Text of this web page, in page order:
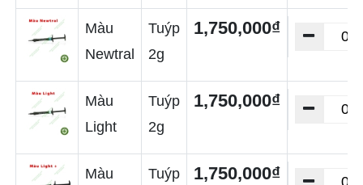
Màu
Newtral
Tuýp
2g
1,750,000₫
Màu
Light
Tuýp
2g
1,750,000₫
Màu
Tuýp
1,750,000₫